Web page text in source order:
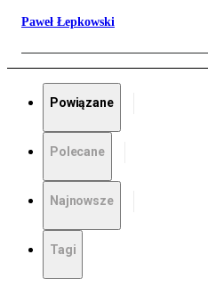
Paweł Łepkowski
Powiązane
Polecane
Najnowsze
Tagi